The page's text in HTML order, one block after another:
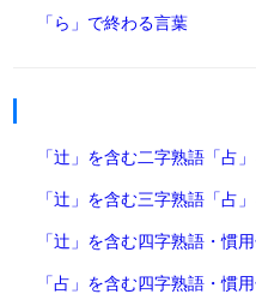
「ら」で終わる言葉
「辻」を含む二字熟語 「占
「辻」を含む三字熟語 「占
「辻」を含む四字熟語・慣
「占」を含む四字熟語・慣